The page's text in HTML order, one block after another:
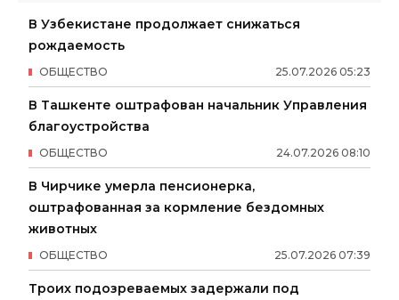
В Узбекистане продолжает снижаться
рождаемость
25.07.2026 05:23
ОБЩЕСТВО
В Ташкенте оштрафован начальник Управления
благоустройства
24.07.2026 08:10
ОБЩЕСТВО
В Чирчике умерла пенсионерка,
оштрафованная за кормление бездомных
животных
25.07.2026 07:39
ОБЩЕСТВО
Троих подозреваемых задержали под